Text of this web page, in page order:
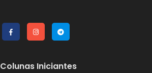
Colunas Iniciantes